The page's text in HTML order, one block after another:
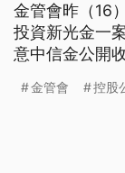
金管會昨（16
投資新光金一
意中信金公開
金管會 控股